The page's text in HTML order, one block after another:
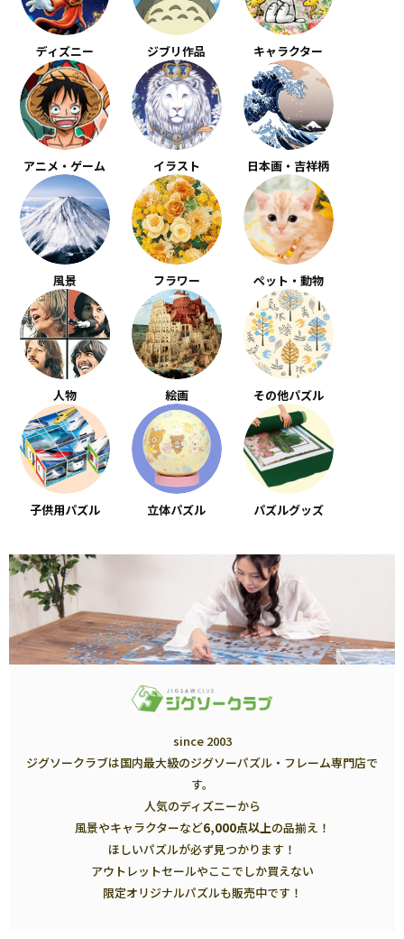
ディズニー ジブリ作品 キャラクター
アニメ・ゲーム イラスト 日本画・吉祥柄
風景 フラワー ペット・動物
人物 絵画 その他パズル
子供用パズル 立体パズル パズルグッズ
since 2003
ジグソークラブは国内最大級のジグソーパズル・フレーム専門店で
す。
人気のディズニーから
風景やキャラクターなど6,000点以上の品揃え！
ほしいパズルが必ず見つかります！
アウトレットセールやここでしか買えない
限定オリジナルパズルも販売中です！